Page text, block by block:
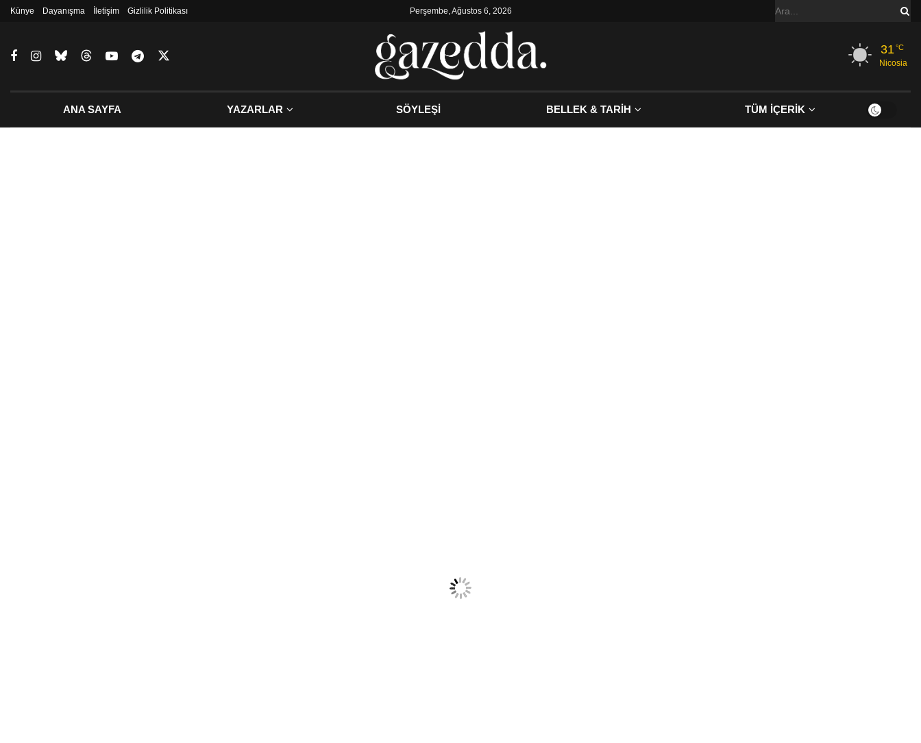
Künye Dayanışma İletişim Gizlilik Politikası Perşembe, Ağustos 6, 2026
31 °C
Nicosia
ANA SAYFA YAZARLAR SÖYLEŞİ BELLEK & TARİH TÜM İÇERİK